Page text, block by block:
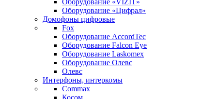
Оборудование «VIZIT»
Оборудование «Цифрал»
Домофоны цифровые
Fox
Оборудование AccordTec
Оборудование Falcon Eye
Оборудование Laskomex
Оборудование Олевс
Олевс
Интерфоны, интеркомы
Commax
Косом